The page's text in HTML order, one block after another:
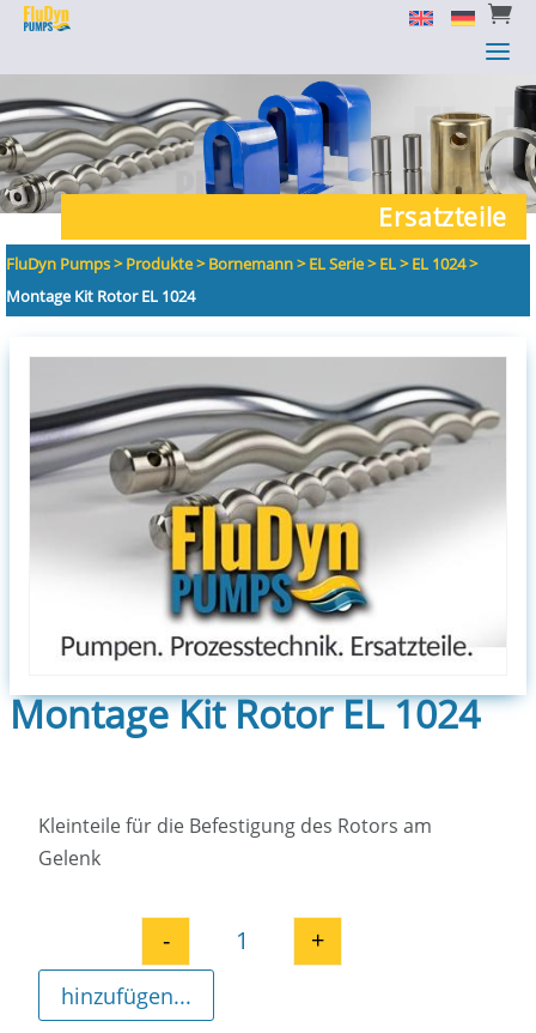

a

a
Ersatzteile
FluDyn Pumps>Produkte>Bornemann>EL Serie>EL>EL 1024>
Montage Kit Rotor EL 1024
Montage Kit Rotor EL 1024
Kleinteile für die Befestigung des Rotors am
Gelenk
Montage Kit Rotor EL 1024
- +
hinzufügen...